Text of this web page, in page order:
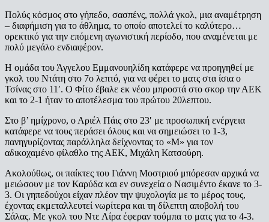
Πολύς κόσμος στο γήπεδο, σασπένς, πολλά γκολ, μια αναμέτρηση
– διαφήμιση για το άθλημα, το οποίο αποτελεί το καλύτερο…
ορεκτικό για την επόμενη αγωνιστική περίοδο, που αναμένεται με
πολύ μεγάλο ενδιαφέρον.
Η ομάδα του Άγγελου Εμμανουηλίδη κατάφερε να προηγηθεί με
γκολ του Ντάτη στο 7ο λεπτό, για να φέρει το ματς στα ίσια ο
Τσίνας στο 11′. Ο Φίτο έβαλε εκ νέου μπροστά στο σκορ την ΑΕΚ
και το 2-1 ήταν το αποτέλεσμα του πρώτου 20λεπτου.
Στο β’ ημίχρονο, ο Αριέλ Πάις στο 23′ με προσωπική ενέργεια
κατάφερε να τους περάσει όλους και να σημειώσει το 1-3,
πανηγυρίζοντας παράλληλα δείχνοντας το «Μ» για τον
αδικοχαμένο φίλαθλo της ΑΕΚ, Μιχάλη Κατσούρη.
Ακολούθως, οι παίκτες του Γιάννη Μοστριού μπόρεσαν αρχικά να
μειώσουν με τον Καρύδα και εν συνεχεία ο Νασιμέντο έκανε το 3-
3. Οι γηπεδούχοι είχαν πλέον την ψυχολογία με το μέρος τους,
έχοντας εκμεταλλευτεί νωρίτερα και τη δίλεπτη αποβολή του
Σάλας. Με γκολ του Ντε Λίρα έφεραν τούμπα το ματς για το 4-3.